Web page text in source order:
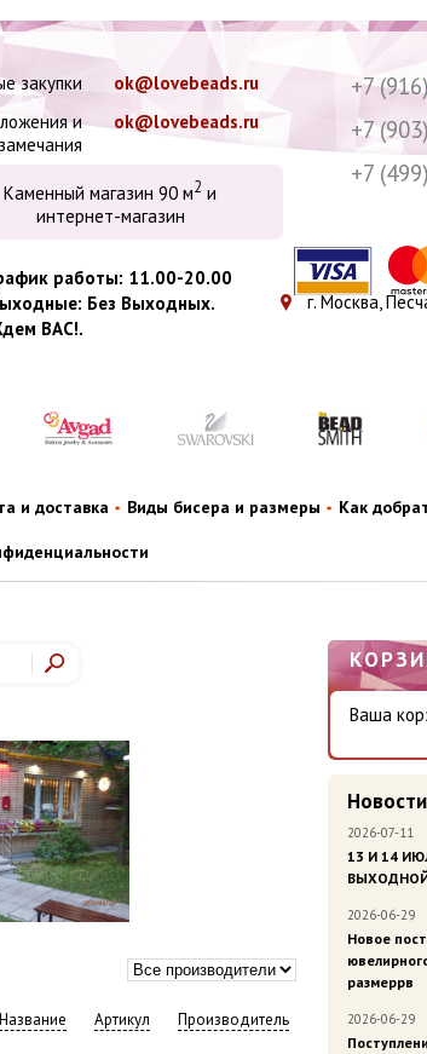
+7 (916)
+7 (903)
+7 (499)
закупки
ok@lovebeads.ru
и
замечания
ok@lovebeads.ru
Каменный магазин 90 м2 и
интернет-магазин
г. Москва,
работы: 11.00-20.00
Без Выходных.
ВАС!.
и доставка Виды бисера и размеры Как
Ваша
Новости
2026-07-11
13 И 14
2026-06-29
Новое
размеррв
2026-06-29
Название Артикул Производитель